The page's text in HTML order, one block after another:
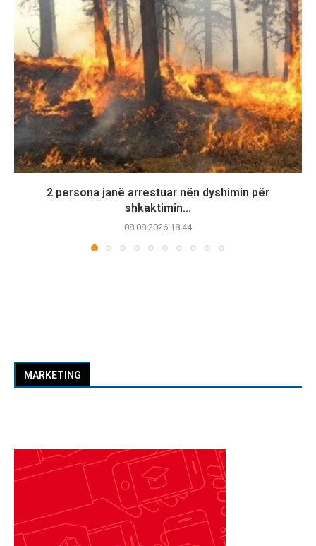
2 persona janë arrestuar nën dyshimin për
shkaktimin...
08.08.2026 18:44
MARKETING